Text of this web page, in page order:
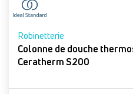
Robinetterie
Colonne de douche
Ceratherm S200